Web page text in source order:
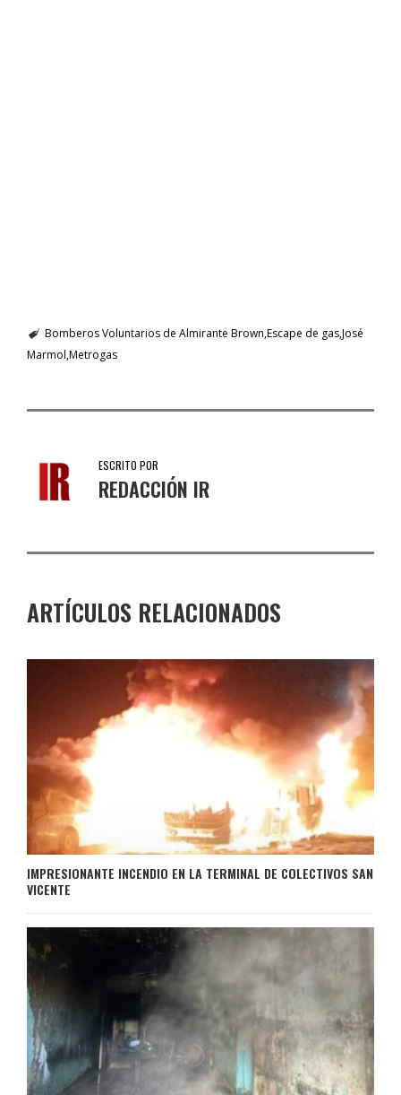
Bomberos Voluntarios de Almirante Brown Escape de gasJosé
Marmol Metrogas
ESCRITO POR
REDACCIÓN IR
ARTÍCULOS RELACIONADOS
IMPRESIONANTE INCENDIO EN LA TERMINAL DE COLECTIVOS SAN
VICENTE